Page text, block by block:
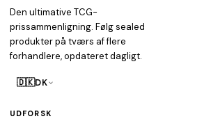
Den ultimative TCG-
prissammenligning. Følg sealed
produkter på tværs af flere
forhandlere, opdateret dagligt.
🇩🇰DK
UDFORSK